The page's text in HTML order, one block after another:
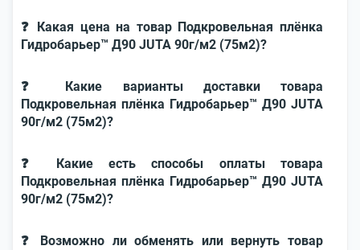
❓ Какая цена на товар Подкровельная плёнка
Гидробарьер™ Д90 JUTA 90г/м2 (75м2)?
❓ Какие варианты доставки товара
Подкровельная плёнка Гидробарьер™ Д90 JUTA
90г/м2 (75м2)?
❓ Какие есть способы оплаты товара
Подкровельная плёнка Гидробарьер™ Д90 JUTA
90г/м2 (75м2)?
❓ Возможно ли обменять или вернуть товар